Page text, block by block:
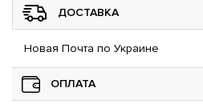
ДОСТАВКА
Новая Почта по Украине
ОПЛАТА